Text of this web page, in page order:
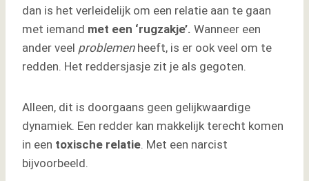
dan is het verleidelijk om een relatie aan te gaan
met iemand met een ‘rugzakje’. Wanneer een
ander veel problemen heeft, is er ook veel om te
redden. Het reddersjasje zit je als gegoten.
Alleen, dit is doorgaans geen gelijkwaardige
dynamiek. Een redder kan makkelijk terecht komen
in een toxische relatie. Met een narcist
bijvoorbeeld.